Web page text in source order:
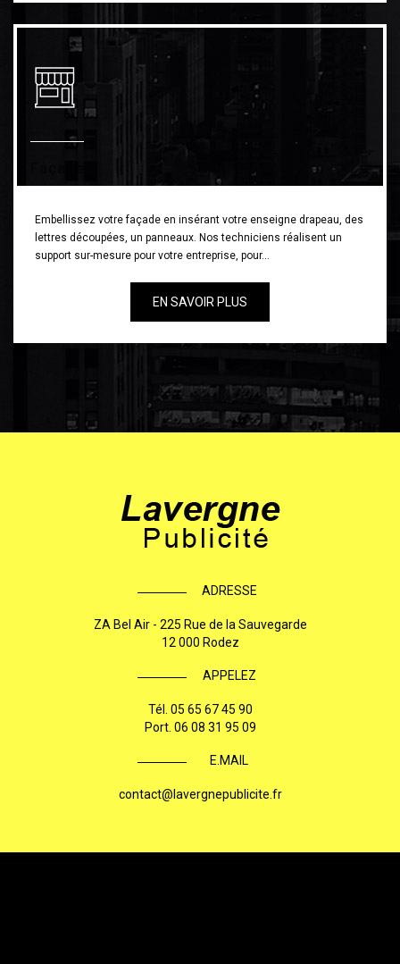
Embellissez votre façade en insérant votre enseigne drapeau, des
lettres découpées, un panneaux. Nos techniciens réalisent un
support sur-mesure pour votre entreprise, pour…
EN SAVOIR PLUS
ADRESSE
ZA Bel Air - 225 Rue de la Sauvegarde
12 000 Rodez
APPELEZ
Tél. 05 65 67 45 90
Port. 06 08 31 95 09
E.MAIL
contact@lavergnepublicite.fr